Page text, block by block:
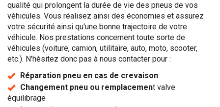
qualité qui prolongent la durée de vie des pneus de vos
véhicules. Vous réalisez ainsi des économies et assurez
votre sécurité ainsi qu'une bonne trajectoire de votre
véhicule. Nos prestations concernent toute sorte de
véhicules (voiture, camion, utilitaire, auto, moto, scooter,
etc.). N'hésitez donc pas à nous contacter pour :
Réparation pneu en cas de crevaison
Changement pneu ou remplacement valve
équilibrage